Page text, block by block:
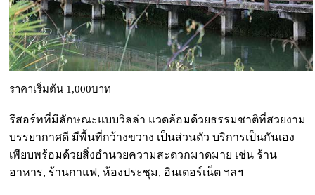
ราคาเริ่มต้น 1,000บาท
รีสอร์ทที่มีลักษณะแบบวิลล่า แวดล้อมด้วยธรรมชาติที่สวยงาม
บรรยากาศดี มีพื้นที่กว้างขวาง เป็นส่วนตัว บริการเป็นกันเอง
เพียบพร้อมด้วยสิ่งอำนวยความสะดวกมาดมาย เช่น ร้าน
อาหาร, ร้านกาแฟ, ห้องประชุม, อินเตอร์เน็ต ฯลฯ